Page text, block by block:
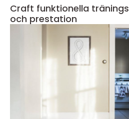
Craft funktionella träningskläder för vardag
och prestation